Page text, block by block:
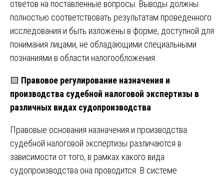
ответов на поставленные вопросы. Выводы должны
полностью соответствовать результатам проведенного
исследования и быть изложены в форме, доступной для
понимания лицами, не обладающими специальными
познаниями в области налогообложения.
🟨 Правовое регулирование назначения и
производства судебной налоговой экспертизы в
различных видах судопроизводства
Правовые основания назначения и производства
судебной налоговой экспертизы различаются в
зависимости от того, в рамках какого вида
судопроизводства она проводится. В системе